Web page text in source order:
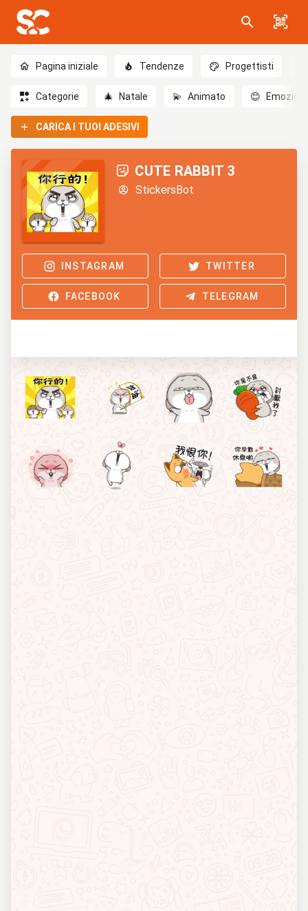
Pagina iniziale Tendenze Progettisti
Categorie 🎄 Natale 💫 Animato 😊 Emozioni
CARICA I TUOI ADESIVI
CUTE RABBIT 3
StickersBot
INSTAGRAM TWITTER
FACEBOOK TELEGRAM